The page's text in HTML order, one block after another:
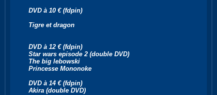
DVD à 10 € (fdpin)
Tigre et dragon
DVD à 12 € (fdpin)
Star wars episode 2 (double DVD)
The big lebowski
Princesse Mononoke
DVD à 14 € (fdpin)
Akira (double DVD)